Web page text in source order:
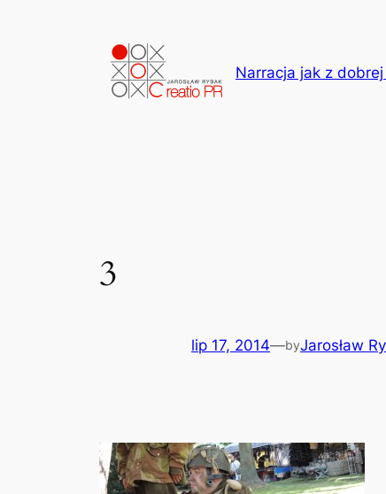
Narracja jak z
3
lip 17, 2014—byJarosław